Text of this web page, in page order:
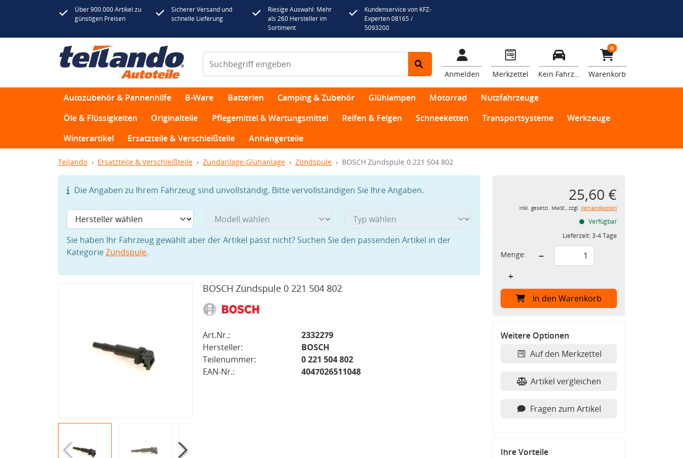
Über 900.000 Artikel zu
günstigen Preisen
Sicherer Versand und
schnelle Lieferung
Riesige Auswahl: Mehr
als 260 Hersteller im
Sortiment
Kundenservice von KFZ-
Experten 08165 /
5093200
Anmelden Merkzettel Kein Fahrzeug
0
Warenkorb
Autozubehör & Pannenhilfe B-Ware Batterien Camping & Zubehör Glühlampen Motorrad
Nutzfahrzeuge
Öle & Flüssigkeiten
Originalteile Pflegemittel & Wartungsmittel Reifen & Felgen Schneeketten Transportsysteme
Werkzeuge
Winterartikel
Ersatzteile & Verschleißteile Anhängerteile
Teilando Ersatzteile & Verschleißteile Zündanlage-Glühanlage Zündspule BOSCH Zündspule 0 221 504 802
Die Angaben zu Ihrem Fahrzeug sind unvollständig. Bitte vervollständigen Sie Ihre Angaben.
Sie haben Ihr Fahrzeug gewählt aber der Artikel passt nicht? Suchen Sie den passenden Artikel in der
KategorieZündspule.
BOSCH Zündspule 0 221 504 802
Art.Nr.:
2332279
Hersteller:
BOSCH
Teilenummer:
0 221 504 802
EAN-Nr.:
4047026511048
25,60 €
inkl. gesetzl. MwSt., zzgl. Versandkosten
Verfügbar
Lieferzeit:3-4 Tage
Menge:
−
+
In den Warenkorb
Weitere Optionen
Auf den Merkzettel
Artikel vergleichen
Fragen zum Artikel
Ihre Vorteile